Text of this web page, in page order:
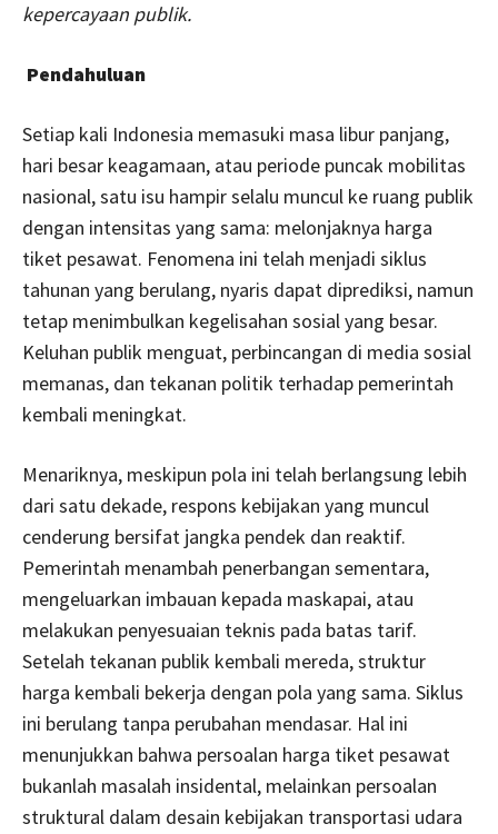
kepercayaan publik.
Pendahuluan
Setiap kali Indonesia memasuki masa libur panjang,
hari besar keagamaan, atau periode puncak mobilitas
nasional, satu isu hampir selalu muncul ke ruang publik
dengan intensitas yang sama: melonjaknya harga
tiket pesawat. Fenomena ini telah menjadi siklus
tahunan yang berulang, nyaris dapat diprediksi, namun
tetap menimbulkan kegelisahan sosial yang besar.
Keluhan publik menguat, perbincangan di media sosial
memanas, dan tekanan politik terhadap pemerintah
kembali meningkat.
Menariknya, meskipun pola ini telah berlangsung lebih
dari satu dekade, respons kebijakan yang muncul
cenderung bersifat jangka pendek dan reaktif.
Pemerintah menambah penerbangan sementara,
mengeluarkan imbauan kepada maskapai, atau
melakukan penyesuaian teknis pada batas tarif.
Setelah tekanan publik kembali mereda, struktur
harga kembali bekerja dengan pola yang sama. Siklus
ini berulang tanpa perubahan mendasar. Hal ini
menunjukkan bahwa persoalan harga tiket pesawat
bukanlah masalah insidental, melainkan persoalan
struktural dalam desain kebijakan transportasi udara